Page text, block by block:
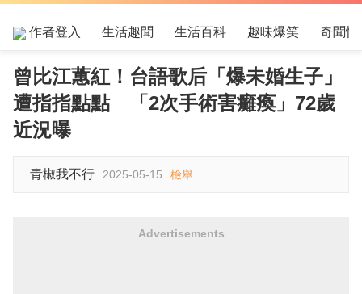
作者登入 生活趣聞 生活百科 趣味爆笑 奇聞怪
曾比江蕙紅！台語歌后「爆未婚生子」
遭指指點點 「2次手術害癱瘓」72歲
近況曝
青椒我不行 2025-05-15 檢舉
Advertisements